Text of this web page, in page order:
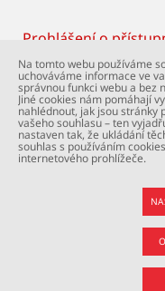
Footer
Prohlášení o
© Univerzita Karlova
práva vyhrazena.
Podpora webu:
Na tomto webu používáme
uchováváme informace ve
správnou funkci webu a bez
Jiné cookies nám pomáhají
nahlédnout, jak jsou stránky
vašeho souhlasu – ten
nastaven tak, že ukládání
souhlas s používáním
internetového prohlížeče.